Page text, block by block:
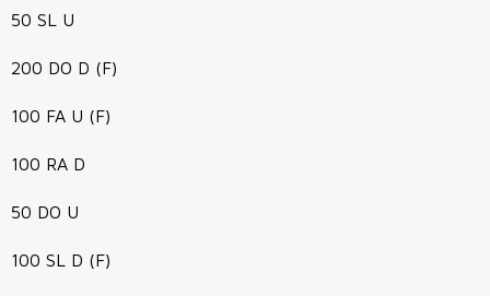
50 SL U
200 DO D (F)
100 FA U (F)
100 RA D
50 DO U
100 SL D (F)